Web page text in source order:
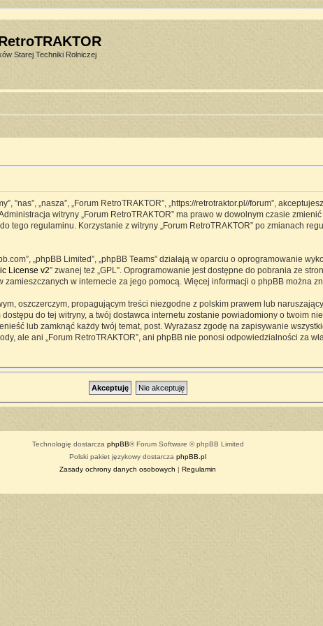
Starej Techniki Rolniczej
”nas”, „nasza”, „Forum RetroTRAKTOR”, „https://retrotraktor.pl//forum”,
witryny „Forum RetroTRAKTOR” ma prawo w dowolnym czasie
tego regulaminu. Korzystanie z witryny „Forum RetroTRAKTOR” po zmianach
„phpBB Limited”, „phpBB Teams” działają w oparciu o oprogramowanie
License v2” zwanej też „GPL”. Oprogramowanie jest dostępne do pobrania ze
w internecie za jego pomocą. Więcej informacji o phpBB można
oszczerczym, propagującym treści niezgodne z polskim prawem lub
do tej witryny, a twój dostawca internetu zostanie powiadomiony o twoim
lub zamknąć każdy twój temat, post. Wyrażasz zgodę na zapisywanie
ale ani „Forum RetroTRAKTOR”, ani phpBB nie ponosi odpowiedzialności za
Technologię dostarcza phpBB® Forum Software © phpBB Limited
Polski pakiet językowy dostarcza phpBB.pl
Zasady ochrony danych osobowych | Regulamin